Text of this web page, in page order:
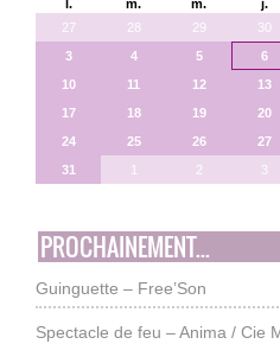
l. m. m. j.
27
28 29 30
3
4 5 6
10
11 12 13
17
18 19 20
24
25 26 27
31
1 2 3
PROCHAINEMENT...
Guinguette – Free’Son
Spectacle de feu – Anima / Cie